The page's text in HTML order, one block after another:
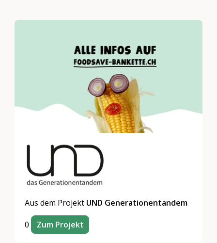
Aus dem Projekt UND Generationentandem
0 Zum Projekt